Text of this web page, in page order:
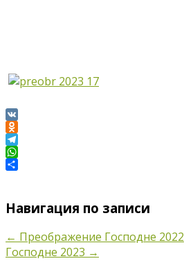
VK
Odnoklassniki
Telegram
WhatsApp
Навигация по записи
← Преображение Господне 2022
Господне 2023 →